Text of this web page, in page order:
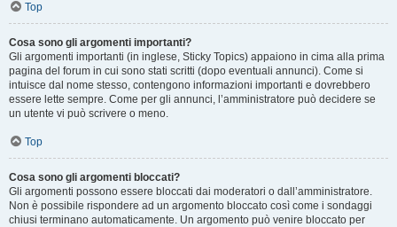
Top
Cosa sono gli argomenti importanti?
Gli argomenti importanti (in inglese, Sticky Topics) appaiono in cima alla prima
pagina del forum in cui sono stati scritti (dopo eventuali annunci). Come si
intuisce dal nome stesso, contengono informazioni importanti e dovrebbero
essere lette sempre. Come per gli annunci, l’amministratore può decidere se
un utente vi può scrivere o meno.
Top
Cosa sono gli argomenti bloccati?
Gli argomenti possono essere bloccati dai moderatori o dall’amministratore.
Non è possibile rispondere ad un argomento bloccato così come i sondaggi
chiusi terminano automaticamente. Un argomento può venire bloccato per